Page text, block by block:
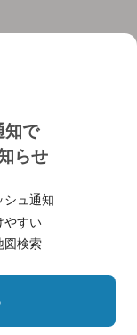
知で
らせ
シュ通知
やすい
図検索
規約
情報